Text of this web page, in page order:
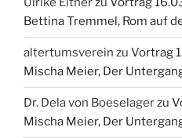
Bettina Tremmel, Rom auf
altertumsverein zu Vortrag
Mischa Meier, Der
Dr. Dela von Boeselagerzu
Mischa Meier, Der